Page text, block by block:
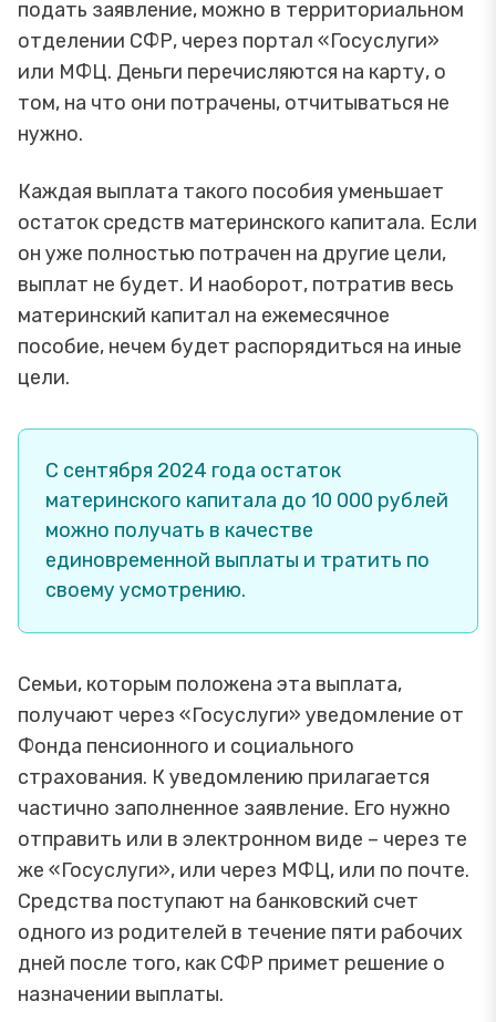
подать заявление, можно в территориальном
отделении СФР, через портал «Госуслуги»
или МФЦ. Деньги перечисляются на карту, о
том, на что они потрачены, отчитываться не
нужно.
Каждая выплата такого пособия уменьшает
остаток средств материнского капитала. Если
он уже полностью потрачен на другие цели,
выплат не будет. И наоборот, потратив весь
материнский капитал на ежемесячное
пособие, нечем будет распорядиться на иные
цели.
С сентября 2024 года остаток
материнского капитала до 10 000 рублей
можно получать в качестве
единовременной выплаты и тратить по
своему усмотрению.
Семьи, которым положена эта выплата,
получают через «Госуслуги» уведомление от
Фонда пенсионного и социального
страхования. К уведомлению прилагается
частично заполненное заявление. Его нужно
отправить или в электронном виде – через те
же «Госуслуги», или через МФЦ, или по почте.
Средства поступают на банковский счет
одного из родителей в течение пяти рабочих
дней после того, как СФР примет решение о
назначении выплаты.